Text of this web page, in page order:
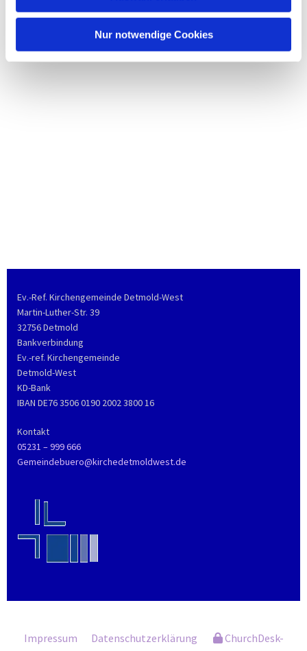
Nur notwendige Cookies
Ev.-Ref. Kirchengemeinde Detmold-West
Martin-Luther-Str. 39
32756 Detmold
Bankverbindung
Ev.-ref. Kirchengemeinde
Detmold-West
KD-Bank
IBAN DE76 3506 0190 2002 3800 16
Kontakt
05231 – 999 666
Gemeindebuero@kirchedetmoldwest.de
Impressum Datenschutzerklärung
ChurchDesk-